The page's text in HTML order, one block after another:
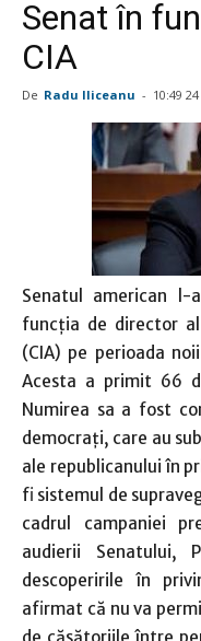
Senat în
CIA
De Radu Iliceanu - 10:49
Senatul american l-
funcţia de director
(CIA) pe perioada
Acesta a primit 66
Numirea sa a fost
democraţi, care au
ale republicanului în
fi sistemul de
cadrul campaniei
audierii Senatului,
descoperirile în
afirmat că nu va